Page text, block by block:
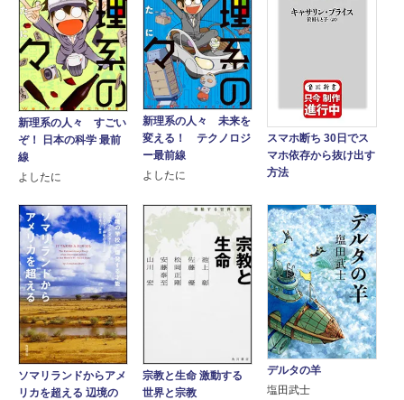
新理系の人々 すごい
ぞ！ 日本の科学 最前
線
よしたに
新理系の人々 未来を
変える！ テクノロジ
ー最前線
よしたに
スマホ断ち 30日でス
マホ依存から抜け出す
方法
ソマリランドからアメ
リカを超える 辺境の
宗教と生命 激動する
世界と宗教
デルタの羊
塩田武士